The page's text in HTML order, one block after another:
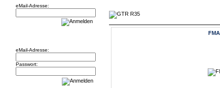
eMail-Adresse:
eMail-Adresse:
Passwort: